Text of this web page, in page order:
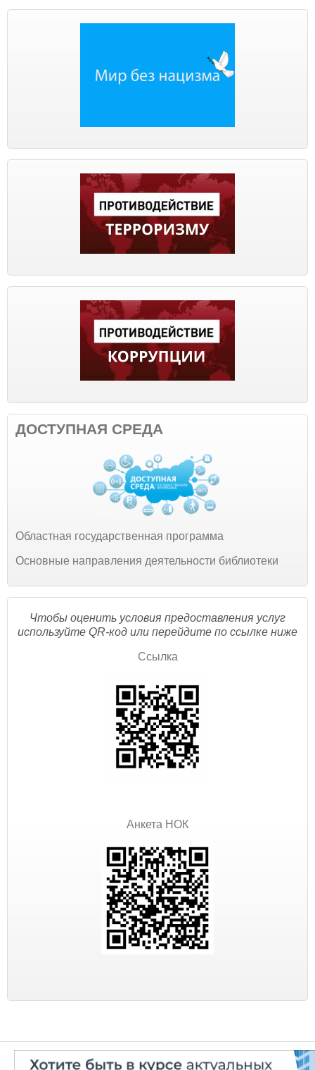
ДОСТУПНАЯ СРЕДА
Областная государственная программа
Основные направления деятельности библиотеки
Чтобы оценить условия предоставления услуг
используйте QR-код или перейдите по ссылке ниже
Ссылка
Анкета НОК